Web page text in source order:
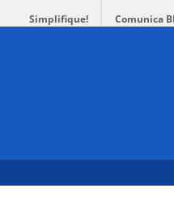
Simplifique! Comunica